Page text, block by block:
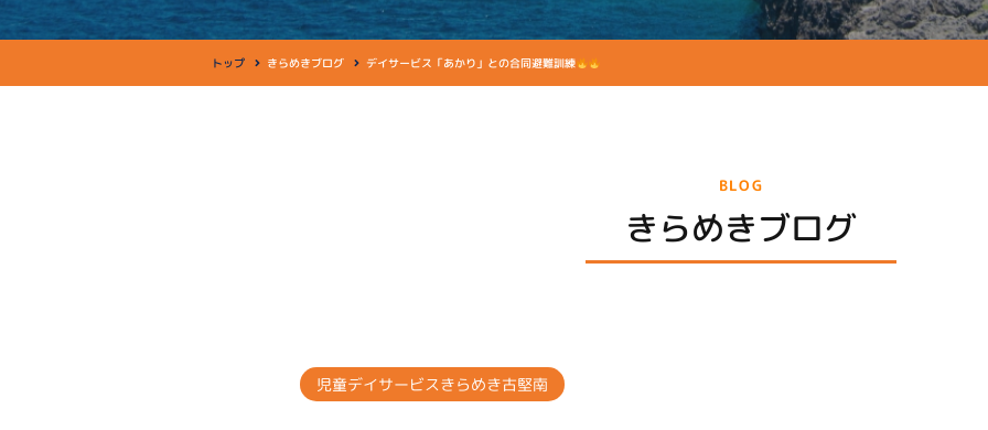
トップ きらめきブログ デイサービス「あかり」との合同避難訓練
BLOG
きらめきブログ
児童デイサービスきらめき古堅南